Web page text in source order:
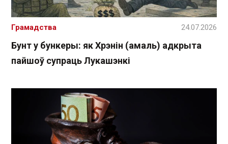
Бунт у бункеры: як Хрэнін (амаль) адкрыта
пайшоў супраць Лукашэнкі
Грамадства 24.07.2026